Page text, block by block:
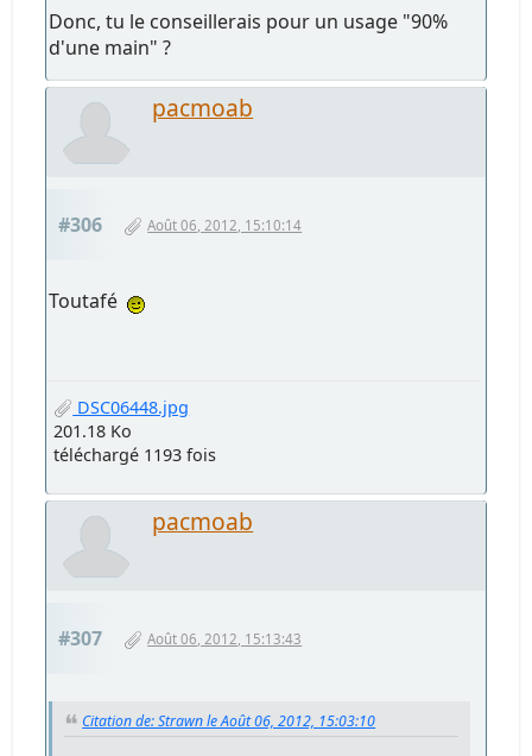
Donc, tu le conseillerais pour un usage "90%
d'une main" ?
pacmoab
#306 Août 06, 2012, 15:10:14
Toutafé
DSC06448.jpg
201.18 Ko
téléchargé 1193 fois
pacmoab
#307 Août 06, 2012, 15:13:43
Citation de: Strawn le Août 06, 2012, 15:03:10